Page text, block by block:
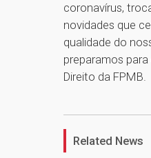
coronavírus,
novidades que
qualidade do
preparamos
Direito da FPMB.
Related News